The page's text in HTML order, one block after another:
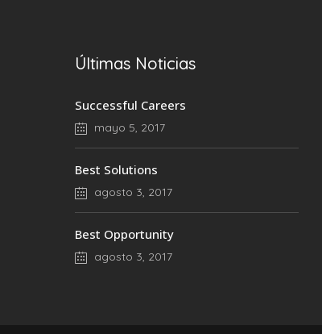
Últimas Noticias
Successful Careers
mayo 5, 2017
Best Solutions
agosto 3, 2017
Best Opportunity
agosto 3, 2017